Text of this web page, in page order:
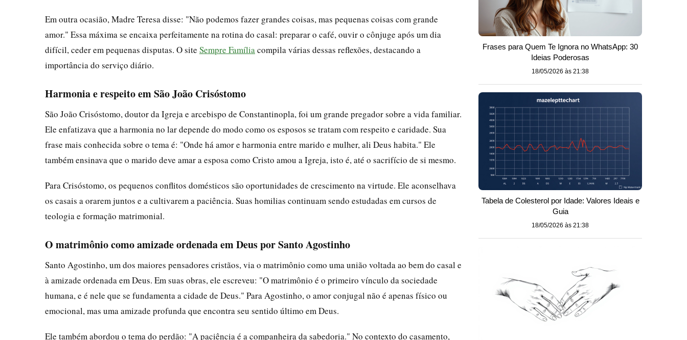
Em outra ocasião, Madre Teresa disse: "Não podemos fazer grandes coisas, mas pequenas coisas com grande
amor." Essa máxima se encaixa perfeitamente na rotina do casal: preparar o café, ouvir o cônjuge após um dia
difícil, ceder em pequenas disputas. O site Sempre Família compila várias dessas reflexões, destacando a
importância do serviço diário.
Harmonia e respeito em São João Crisóstomo
São João Crisóstomo, doutor da Igreja e arcebispo de Constantinopla, foi um grande pregador sobre a vida familiar.
Ele enfatizava que a harmonia no lar depende do modo como os esposos se tratam com respeito e caridade. Sua
frase mais conhecida sobre o tema é: "Onde há amor e harmonia entre marido e mulher, ali Deus habita." Ele
também ensinava que o marido deve amar a esposa como Cristo amou a Igreja, isto é, até o sacrifício de si mesmo.
Para Crisóstomo, os pequenos conflitos domésticos são oportunidades de crescimento na virtude. Ele aconselhava
os casais a orarem juntos e a cultivarem a paciência. Suas homilias continuam sendo estudadas em cursos de
teologia e formação matrimonial.
O matrimônio como amizade ordenada em Deus por Santo Agostinho
Santo Agostinho, um dos maiores pensadores cristãos, via o matrimônio como uma união voltada ao bem do casal e
à amizade ordenada em Deus. Em suas obras, ele escreveu: "O matrimônio é o primeiro vínculo da sociedade
humana, e é nele que se fundamenta a cidade de Deus." Para Agostinho, o amor conjugal não é apenas físico ou
emocional, mas uma amizade profunda que encontra seu sentido último em Deus.
Ele também abordou o tema do perdão: "A paciência é a companheira da sabedoria." No contexto do casamento,
Frases para Quem Te Ignora no WhatsApp: 30
Ideias Poderosas
18/05/2026 às 21:38
Tabela de Colesterol por Idade: Valores Ideais e
Guia
18/05/2026 às 21:38